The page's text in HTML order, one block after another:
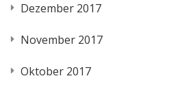
Dezember 2017
November 2017
Oktober 2017